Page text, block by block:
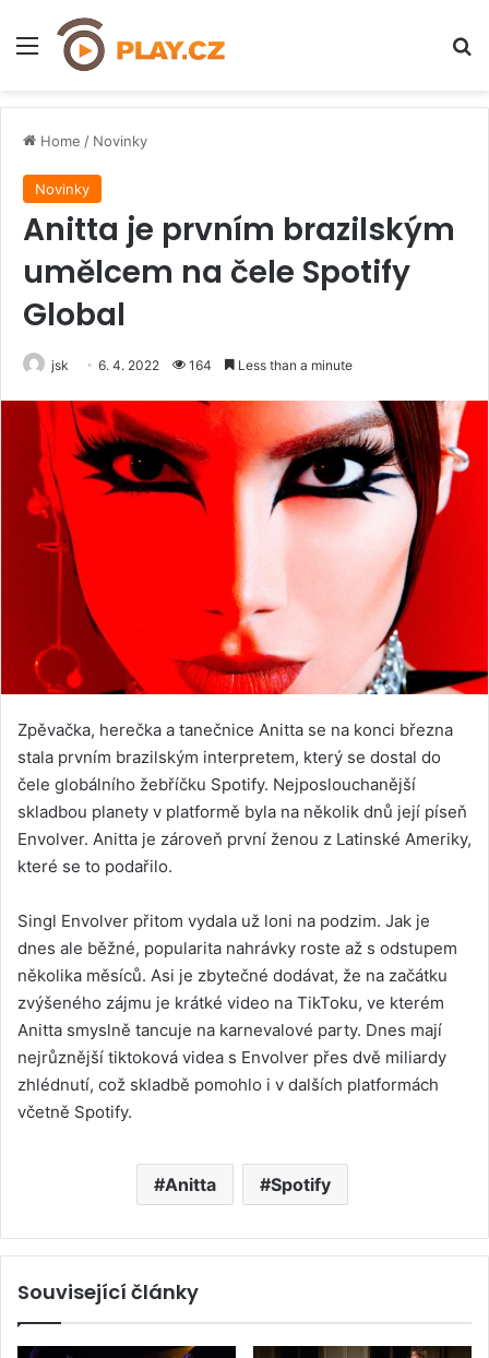
Menu
Home / Novinky
Novinky
Anitta je prvním brazilským
umělcem na čele Spotify
Global
jsk 6. 4. 2022 164 Less than a minute
Zpěvačka, herečka a tanečnice Anitta se na konci března
stala prvním brazilským interpretem, který se dostal do
čele globálního žebříčku Spotify. Nejposlouchanější
skladbou planety v platformě byla na několik dnů její píseň
Envolver. Anitta je zároveň první ženou z Latinské Ameriky,
které se to podařilo.
Singl Envolver přitom vydala už loni na podzim. Jak je
dnes ale běžné, popularita nahrávky roste až s odstupem
několika měsíců. Asi je zbytečné dodávat, že na začátku
zvýšeného zájmu je krátké video na TikToku, ve kterém
Anitta smyslně tancuje na karnevalové party. Dnes mají
nejrůznější tiktoková videa s Envolver přes dvě miliardy
zhlédnutí, což skladbě pomohlo i v dalších platformách
včetně Spotify.
Anitta Spotify
Související články